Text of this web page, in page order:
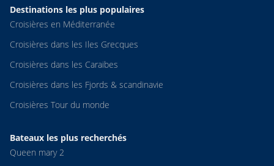
Destinations les plus populaires
Croisières en Méditerranée
Croisières dans les Iles Grecques
Croisières dans les Caraibes
Croisières dans les Fjords & scandinavie
Croisières Tour du monde
Bateaux les plus recherchés
Queen mary 2